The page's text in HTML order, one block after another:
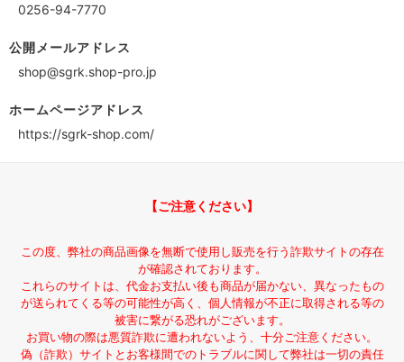
0256-94-7770
公開メールアドレス
shop@sgrk.shop-pro.jp
ホームページアドレス
https://sgrk-shop.com/
【ご注意ください】
この度、弊社の商品画像を無断で使用し販売を行う詐欺サイトの存在
が確認されております。
これらのサイトは、代金お支払い後も商品が届かない、異なったもの
が送られてくる等の可能性が高く、個人情報が不正に取得される等の
被害に繋がる恐れがございます。
お買い物の際は悪質詐欺に遭われないよう、十分ご注意ください。
偽（詐欺）サイトとお客様間でのトラブルに関して弊社は一切の責任